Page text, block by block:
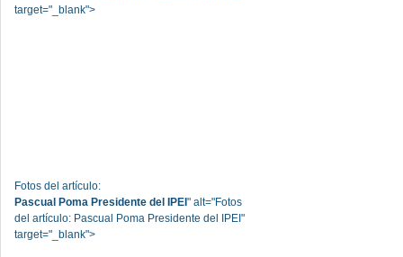
target="_blank">
Fotos del artículo:
Pascual Poma Presidente del IPEI " alt="Fotos
del artículo: Pascual Poma Presidente del IPEI"
target="_blank">